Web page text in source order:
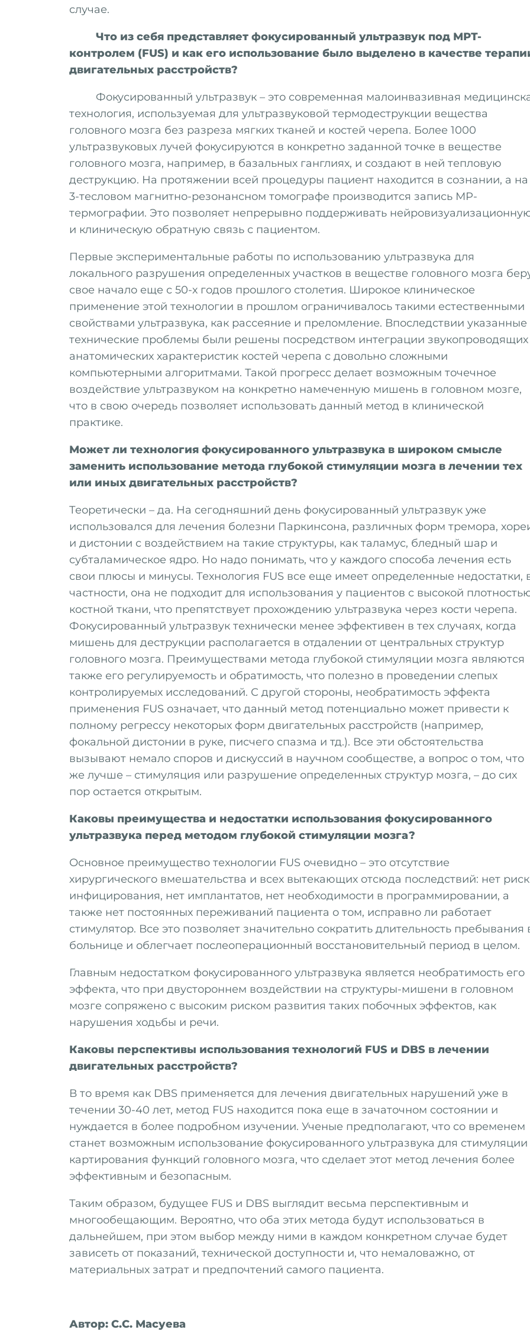
случае.
Что из себя представляет фокусированный ультразвук под МРТ-
контролем (FUS) и как его использование было выделено в качестве
двигательных расстройств?
Фокусированный ультразвук – это современная малоинвазивная
технология, используемая для ультразвуковой термодеструкции вещества
головного мозга без разреза мягких тканей и костей черепа. Более 1000
ультразвуковых лучей фокусируются в конкретно заданной точке в веществе
головного мозга, например, в базальных ганглиях, и создают в ней тепловую
деструкцию. На протяжении всей процедуры пациент находится в сознании, а на
3-тесловом магнитно-резонансном томографе производится запись МР-
термографии. Это позволяет непрерывно поддерживать
и клиническую обратную связь с пациентом.
Первые экспериментальные работы по использованию ультразвука для
локального разрушения определенных участков в веществе головного мозга
свое начало еще с 50-х годов прошлого столетия. Широкое клиническое
применение этой технологии в прошлом ограничивалось такими естественными
свойствами ультразвука, как рассеяние и преломление. Впоследствии указанные
технические проблемы были решены посредством интеграции
анатомических характеристик костей черепа с довольно сложными
компьютерными алгоритмами. Такой прогресс делает возможным точечное
воздействие ультразвуком на конкретно намеченную мишень в головном мозге,
что в свою очередь позволяет использовать данный метод в клинической
практике.
Может ли технология фокусированного ультразвука в широком смысле
заменить использование метода глубокой стимуляции мозга в лечении тех
или иных двигательных расстройств?
Теоретически – да. На сегодняшний день фокусированный ультразвук уже
использовался для лечения болезни Паркинсона, различных форм тремора,
и дистонии с воздействием на такие структуры, как таламус, бледный шар и
субталамическое ядро. Но надо понимать, что у каждого способа лечения есть
свои плюсы и минусы. Технология FUS все еще имеет определенные недостатки,
частности, она не подходит для использования у пациентов с высокой
костной ткани, что препятствует прохождению ультразвука через кости черепа.
Фокусированный ультразвук технически менее эффективен в тех случаях, когда
мишень для деструкции располагается в отдалении от центральных структур
головного мозга. Преимуществами метода глубокой стимуляции мозга являются
также его регулируемость и обратимость, что полезно в проведении слепых
контролируемых исследований. С другой стороны, необратимость эффекта
применения FUS означает, что данный метод потенциально может привести к
полному регрессу некоторых форм двигательных расстройств (например,
фокальной дистонии в руке, писчего спазма и тд.). Все эти обстоятельства
вызывают немало споров и дискуссий в научном сообществе, а вопрос о том, что
же лучше – стимуляция или разрушение определенных структур мозга, – до сих
пор остается открытым.
Каковы преимущества и недостатки использования фокусированного
ультразвука перед методом глубокой стимуляции мозга?
Основное преимущество технологии FUS очевидно – это отсутствие
хирургического вмешательства и всех вытекающих отсюда последствий: нет
инфицирования, нет имплантатов, нет необходимости в программировании, а
также нет постоянных переживаний пациента о том, исправно ли работает
стимулятор. Все это позволяет значительно сократить длительность пребывания
больнице и облегчает послеоперационный восстановительный период в целом.
Главным недостатком фокусированного ультразвука является необратимость его
эффекта, что при двустороннем воздействии на структуры-мишени в головном
мозге сопряжено с высоким риском развития таких побочных эффектов, как
нарушения ходьбы и речи.
Каковы перспективы использования технологий FUS и DBS в лечении
двигательных расстройств?
В то время как DBS применяется для лечения двигательных нарушений уже в
течении 30-40 лет, метод FUS находится пока еще в зачаточном состоянии и
нуждается в более подробном изучении. Ученые предполагают, что со временем
станет возможным использование фокусированного ультразвука для
картирования функций головного мозга, что сделает этот метод лечения более
эффективным и безопасным.
Таким образом, будущее FUS и DBS выглядит весьма перспективным и
многообещающим. Вероятно, что оба этих метода будут использоваться в
дальнейшем, при этом выбор между ними в каждом конкретном случае будет
зависеть от показаний, технической доступности и, что немаловажно, от
материальных затрат и предпочтений самого пациента.
Автор: С.С. Масуева